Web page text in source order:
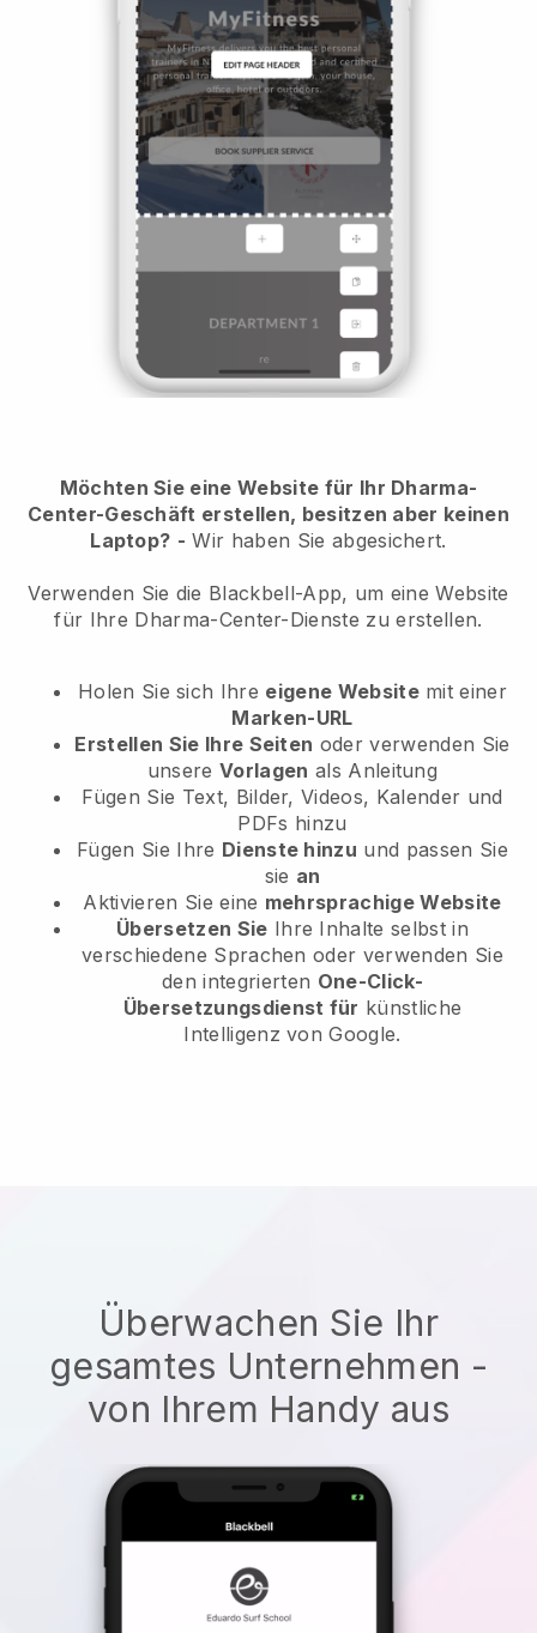
Möchten Sie eine Website für Ihr Dharma-
Center-Geschäft erstellen, besitzen aber keinen
Laptop? - Wir haben Sie abgesichert.
Verwenden Sie die Blackbell-App, um eine Website
für Ihre Dharma-Center-Dienste zu erstellen.
Holen Sie sich Ihre eigene Websitemit einer
Marken-URL
Erstellen Sie Ihre Seiten oder verwenden Sie
unsereVorlagen als Anleitung
Fügen Sie Text, Bilder, Videos, Kalender und
PDFs hinzu
Fügen Sie Ihre Dienste hinzu und passen Sie
sie an
Aktivieren Sie eine mehrsprachige Website
Übersetzen Sie Ihre Inhalte selbst in
verschiedene Sprachen oder verwenden Sie
den integrierten One-Click-
Übersetzungsdienst für künstliche
Intelligenz von Google.
Überwachen Sie Ihr
gesamtes Unternehmen -
von Ihrem Handy aus